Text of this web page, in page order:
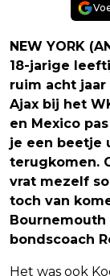
NEW YORK
18-jarige
ruim acht
Ajax bij het
en Mexico
je een beetje
terugkomen.
vrat mezelf
toch van
bondscoach
Het was ook